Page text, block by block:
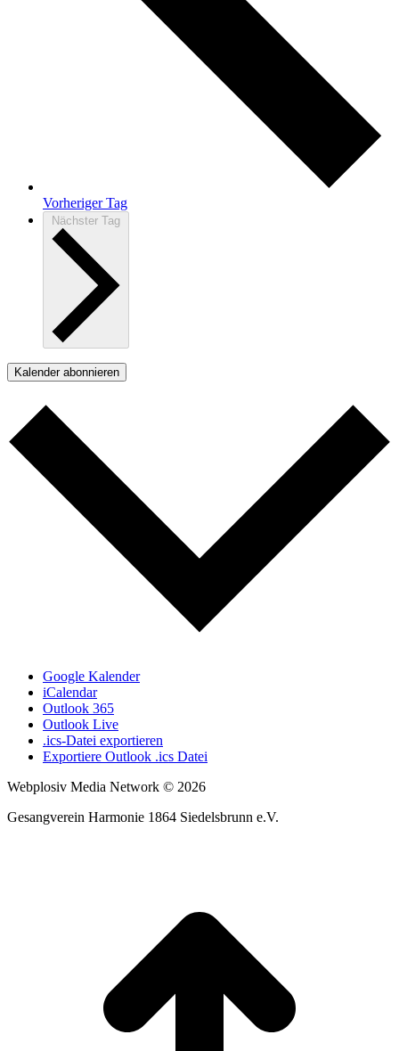
Vorheriger Tag
Nächster Tag
Kalender abonnieren
Google Kalender
iCalendar
Outlook 365
Outlook Live
.ics-Datei exportieren
Exportiere Outlook .ics Datei
Webplosiv Media Network © 2026
Gesangverein Harmonie 1864 Siedelsbrunn e.V.